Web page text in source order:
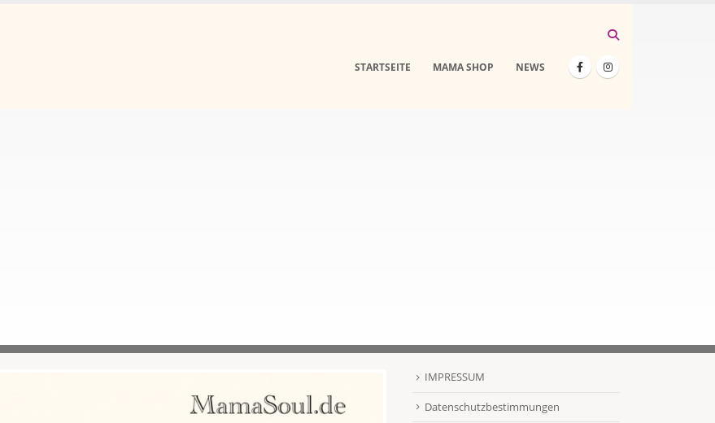
STARTSEITE MAMA SHOP NEWS
IMPRESSUM
Datenschutzbestimmungen